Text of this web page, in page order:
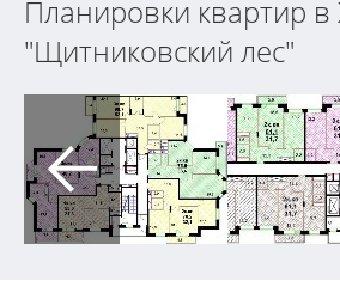
Планировки квартир
"Щитниковский лес"